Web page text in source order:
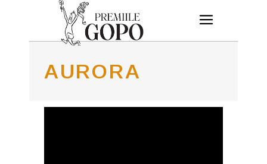
AURORA